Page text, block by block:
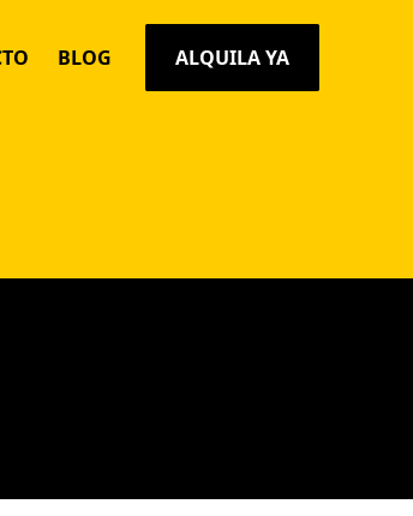
BLOG ALQUILA YA